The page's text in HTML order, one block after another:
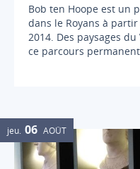
Bob ten Hoope est un
dans le Royans à
2014. Des paysages
ce parcours
jeu. 06 AOÛT